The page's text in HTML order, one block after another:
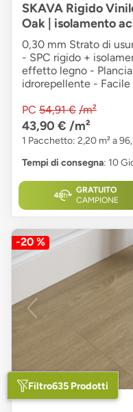
SKAVA Rigido
Oak | isolamento
0,30 mm Strato di
- SPC rigido +
effetto legno -
idrorepellente - Facile
PC 54,91 € /m²
43,90 € /m²
1 Pacchetto: 2,20 m² a
Tempi di consegna: 10
GRATUITO
CAMPIONE
-20 %
Filtro635 Prodotti